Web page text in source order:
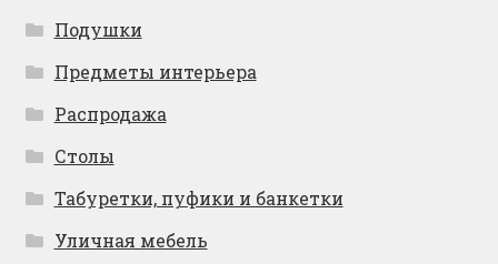
Подушки
Предметы интерьера
Распродажа
Столы
Табуретки, пуфики и банкетки
Уличная мебель